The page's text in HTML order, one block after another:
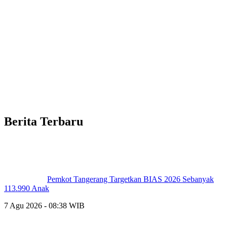
Berita Terbaru
Pemkot Tangerang Targetkan BIAS 2026 Sebanyak
113.990 Anak
7 Agu 2026 - 08:38 WIB